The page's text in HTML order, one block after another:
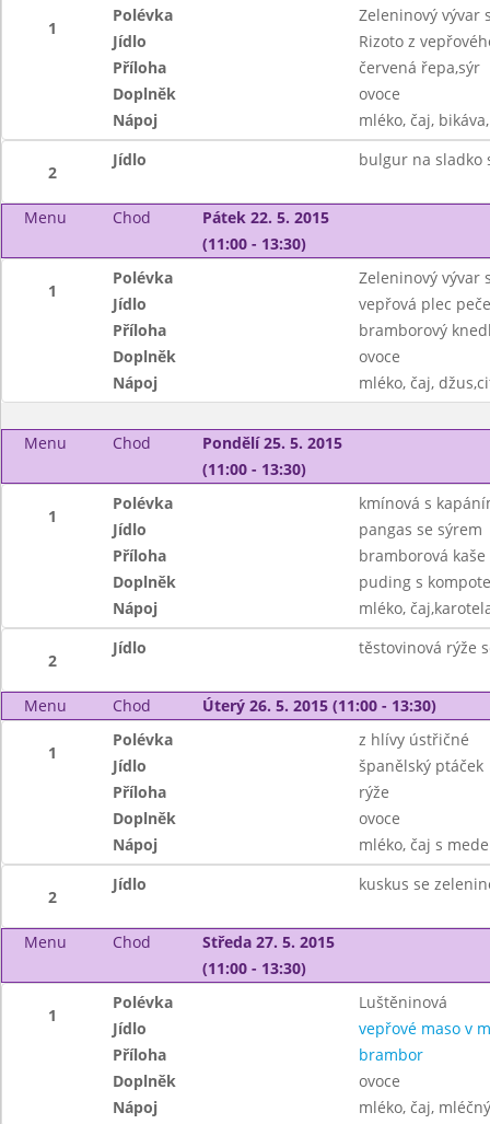
1
Polévka
Zeleninový vývar
Jídlo
Rizoto z
Příloha
červená řepa,sýr
Doplněk
ovoce
Nápoj
mléko, čaj,
2
Jídlo bulgur na sladko
Menu Chod
Pátek 22. 5. 2015
(11:00 - 13:30)
1
Polévka
Zeleninový vývar
Jídlo
vepřová plec
Příloha
bramborový
Doplněk
ovoce
Nápoj
mléko, čaj,
Menu Chod
Pondělí 25. 5. 2015
(11:00 - 13:30)
1
Polévka
kmínová s
Jídlo
pangas se sýrem
Příloha
bramborová kaše
Doplněk
puding s
Nápoj
mléko,
2
Jídlo těstovinová rýže
Menu Chod Úterý 26. 5. 2015 (11:00 - 13:30)
1
Polévka
z hlívy ústřičné
Jídlo
španělský ptáček
Příloha
rýže
Doplněk
ovoce
Nápoj
mléko, čaj s
2
Jídlo kuskus se
Menu Chod
Středa 27. 5. 2015
(11:00 - 13:30)
1
Polévka
Luštěninová
Jídlo
vepřové maso v
Příloha
brambor
Doplněk
ovoce
Nápoj
mléko, čaj,